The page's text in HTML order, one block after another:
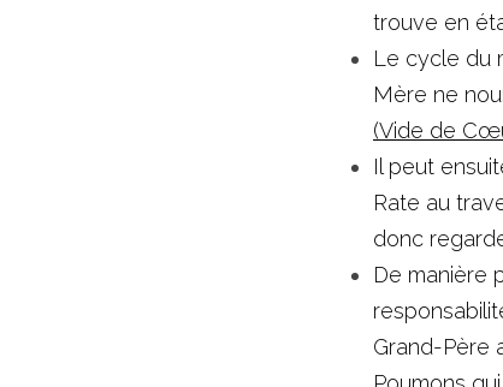
trouve en
Le cycle du
Mère ne
(Vide de
Il peut
Rate au
donc
De manière
Grand-Père